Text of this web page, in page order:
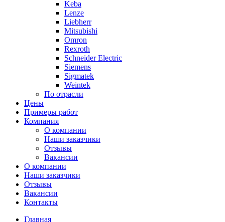
Keba
Lenze
Liebherr
Mitsubishi
Omron
Rexroth
Schneider Electric
Siemens
Sigmatek
Weintek
По отрасли
Цены
Примеры работ
Компания
О компании
Наши заказчики
Отзывы
Вакансии
О компании
Наши заказчики
Отзывы
Вакансии
Контакты
Главная